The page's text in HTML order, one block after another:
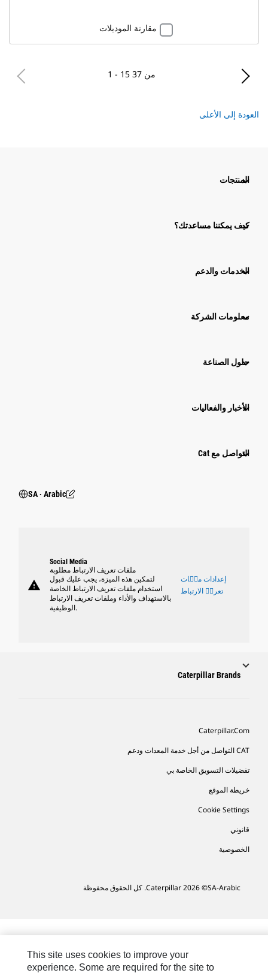
مقارنة الموديلات
1 - 15 من 37
العودة إلى الأعلى
المنتجات
كيف يمكننا مساعدتك؟
الخدمات والدعم
معلومات الشركة
حلول الصناعة
الأخبار والفعاليات
التواصل مع Cat
SA ‧ Arabic
warning
Social Media
ملفات تعريف الارتباط مطلوبة
لتمكين هذه الميزة، يجب عليك قبول
استخدام ملفات تعريف الارتباط الخاصة
بالاستهداف والأداء وملفات تعريف الارتباط
الوظيفية.
إعدادات ملٝات
تعريٝ الارتباط
Caterpillar Brands
Caterpillar.com
CAT التواصل من أجل خدمة المعدات ودعم
تفضيلات التسويق الخاصة بي
خريطة الموقع
Cookie Settings
قانوني
الخصوصية
SA-Arabic© 2026 Caterpillar. كل الحقوق محفوظة
This site uses cookies to improve your
experience. Some are required for the site to